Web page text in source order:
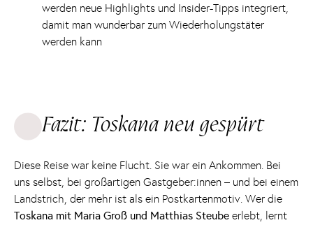
werden neue Highlights und Insider-Tipps integriert,
damit man wunderbar zum Wiederholungstäter
werden kann
Fazit: Toskana neu gespürt
Diese Reise war keine Flucht. Sie war ein Ankommen. Bei
uns selbst, bei großartigen Gastgeber:innen – und bei einem
Landstrich, der mehr ist als ein Postkartenmotiv. Wer die
Toskana mit Maria Groß und Matthias Steube erlebt, lernt